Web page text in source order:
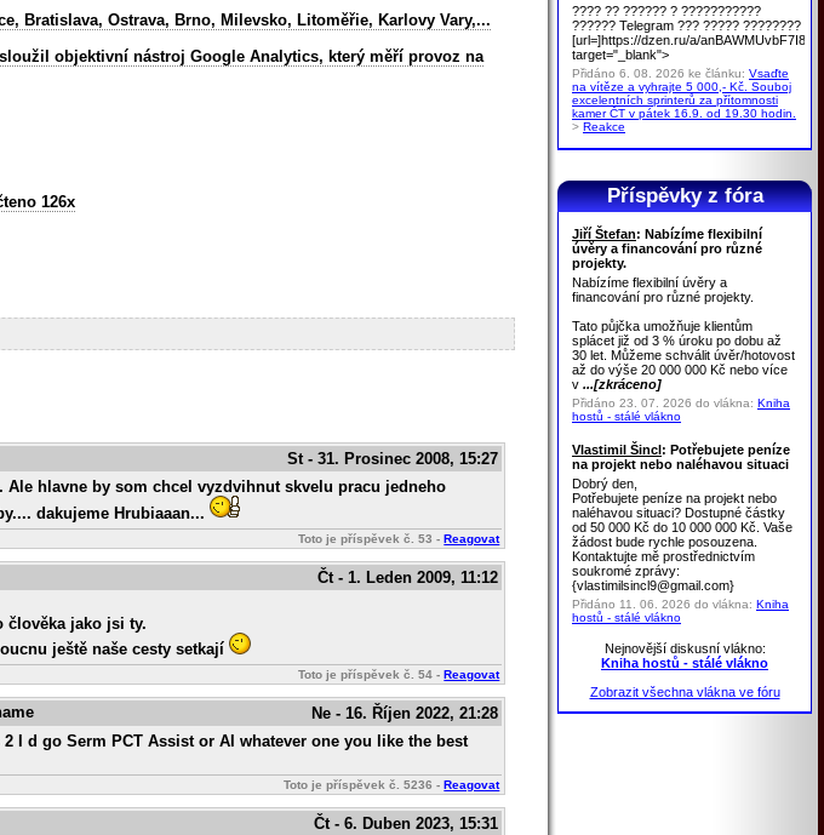
Bratislava, Ostrava, Brno, Milevsko, Litoměřie, Karlovy Vary,...
objektivní nástroj Google Analytics, který měří provoz na
126x
St - 31. Prosinec 2008, 15:27
hlavne by som chcel vyzdvihnut skvelu pracu jedneho
dakujeme Hrubiaaan...
Toto je příspěvek č.53 - Reagovat
Čt - 1. Leden 2009, 11:12
člověka jako jsi ty.
ještě naše cesty setkají
Toto je příspěvek č.54 - Reagovat
Ne - 16. Říjen 2022, 21:28
I d go Serm PCT Assist or AI whatever one you like the best
Toto je příspěvek č.5236 - Reagovat
Čt - 6. Duben 2023, 15:31
???? ?? ?????? ? ???????????
?????? Telegram ??? ????? ????????
[url=]https://dzen.ru/a/
target="_blank">
Přidáno 6. 08. 2026 ke článku: Vsaďte
na vítěze a vyhrajte 5 000,- Kč. Souboj
excelentních sprinterů za přítomnosti
kamer ČT v pátek 16.9. od 19.30 hodin.
> Reakce
Příspěvky z fóra
Jiří Štefan: Nabízíme flexibilní
úvěry a financování pro různé
projekty.
Nabízíme flexibilní úvěry a
financování pro různé projekty.
Tato půjčka umožňuje klientům
splácet již od 3 % úroku po dobu až
30 let. Můžeme schválit úvěr/hotovost
až do výše 20 000 000 Kč nebo více
v ...[zkráceno]
Přidáno 23. 07. 2026 do vlákna: Kniha
hostů - stálé vlákno
Vlastimil Šincl: Potřebujete peníze
na projekt nebo naléhavou situaci
Dobrý den,
Potřebujete peníze na projekt nebo
naléhavou situaci? Dostupné částky
od 50 000 Kč do 10 000 000 Kč. Vaše
žádost bude rychle posouzena.
Kontaktujte mě prostřednictvím
soukromé zprávy:
{vlastimilsincl9@gmail.com}
Přidáno 11. 06. 2026 do vlákna: Kniha
hostů - stálé vlákno
Nejnovější diskusní vlákno:
Kniha hostů - stálé vlákno
Zobrazit všechna vlákna ve fóru